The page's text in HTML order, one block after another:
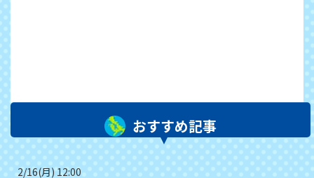
おすすめ記事
2/16(月) 12:00